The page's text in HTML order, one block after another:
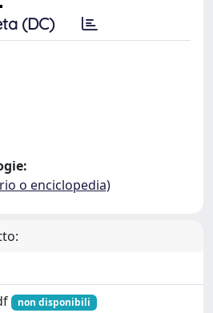
(DC)
o enciclopedia)
non disponibili